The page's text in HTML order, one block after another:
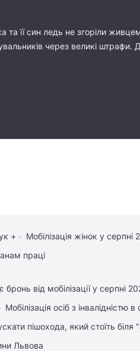
та її син ледь не згоріли
через великі штрафи.
+ Мобілізація жінок у серпні
праці
від мобілізації у серпні
Мобілізація осіб з інвалідністю
пішохода, який стоїть біля
Львова